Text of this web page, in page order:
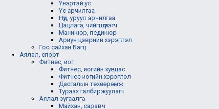
Үнэртэй ус
Үс арчилгаа
Нүд, уруул арчилгаа
Цацлага, чийгшүүлэгч
Маникюр, педикюр
Ариун цэврийн хэрэглэл
Гоо сайхан Багц
Аялал, спорт
Фитнес, иог
Фитнес, иогийн хувцас
Фитнес иогийн хэрэглэл
Дасгалын төхөөрөмж
Тураах галбиржуулагч
Аялал зугаалга
Майхан, саравч